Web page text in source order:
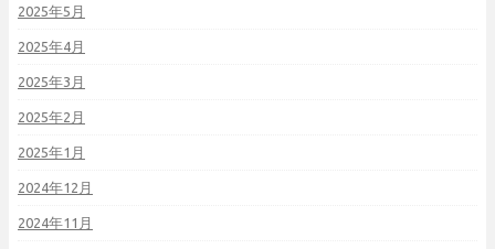
2025年5月
2025年4月
2025年3月
2025年2月
2025年1月
2024年12月
2024年11月